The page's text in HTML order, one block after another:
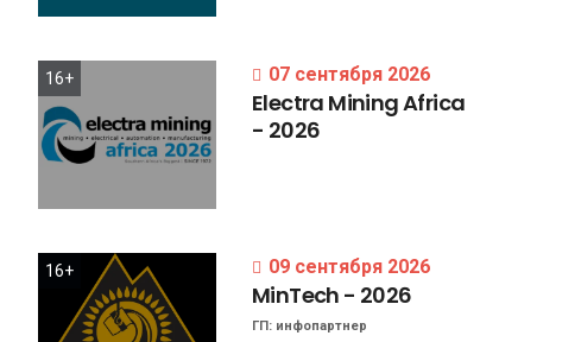
16+ 07 сентября 2026
Electra MiningAfrica
- 2026
16+ 09 сентября 2026
MinTech - 2026
ГП: инфопартнер